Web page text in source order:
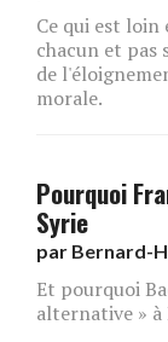
Ce qui est loin
chacun et pas
de
morale.
Pourquoi
Syrie
par Bernard-
Et pourquoi
alternative » à